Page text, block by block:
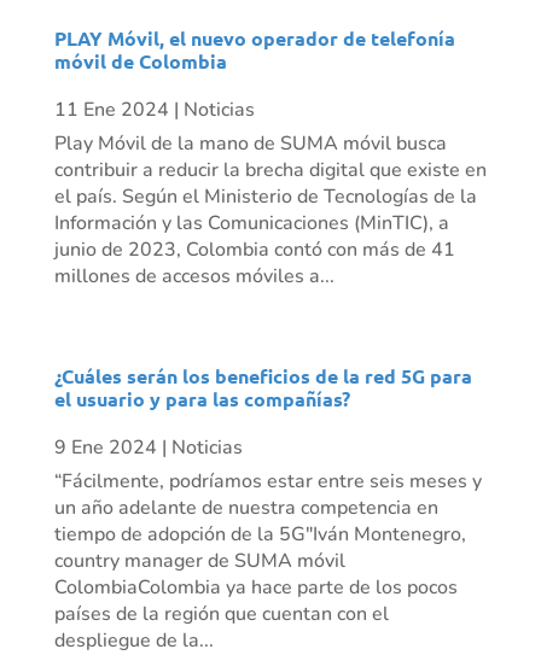
PLAY Móvil, el nuevo operador de telefonía
móvil de Colombia
11 Ene 2024 | Noticias
Play Móvil de la mano de SUMA móvil busca
contribuir a reducir la brecha digital que existe en
el país. Según el Ministerio de Tecnologías de la
Información y las Comunicaciones (MinTIC), a
junio de 2023, Colombia contó con más de 41
millones de accesos móviles a...
¿Cuáles serán los beneficios de la red 5G para
el usuario y para las compañías?
9 Ene 2024 | Noticias
“Fácilmente, podríamos estar entre seis meses y
un año adelante de nuestra competencia en
tiempo de adopción de la 5G"Iván Montenegro,
country manager de SUMA móvil
ColombiaColombia ya hace parte de los pocos
países de la región que cuentan con el
despliegue de la...